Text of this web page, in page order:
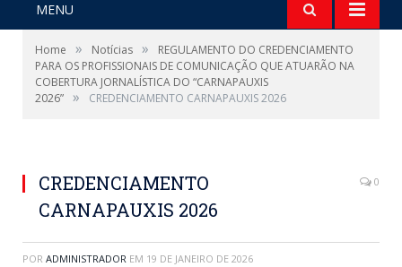
MENU
Home » Notícias »
REGULAMENTO DO CREDENCIAMENTO
PARA OS PROFISSIONAIS DE COMUNICAÇÃO QUE ATUARÃO NA
COBERTURA JORNALÍSTICA DO “CARNAPAUXIS
2026” » CREDENCIAMENTO CARNAPAUXIS 2026
CREDENCIAMENTO
CARNAPAUXIS 2026
0
POR ADMINISTRADOR EM 19 DE JANEIRO DE 2026